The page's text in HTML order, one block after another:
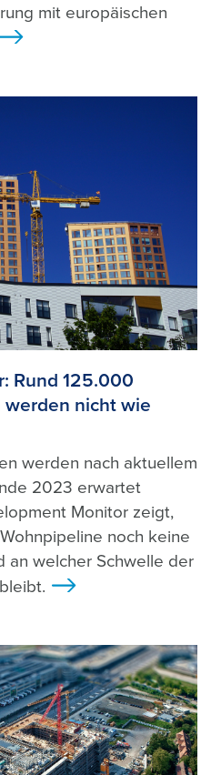
mit europäischen
Rund 125.000
nicht wie
werden nach aktuellem
2023 erwartet
Monitor zeigt,
noch keine
an welcher Schwelle der